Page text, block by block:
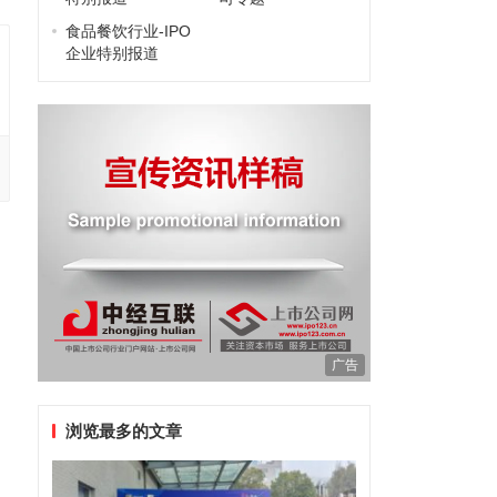
食品餐饮行业-IPO
企业特别报道
广告
浏览最多的文章